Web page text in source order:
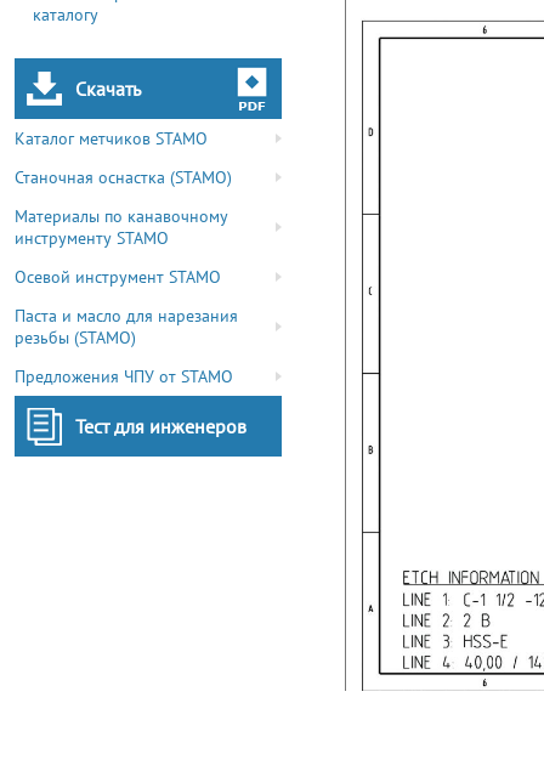
каталогу
Скачать
Каталог метчиков STAMO
Станочная оснастка (STAMO)
Материалы по канавочному
инструменту STAMO
Осевой инструмент STAMO
Паста и масло для нарезания
резьбы (STAMO)
Предложения ЧПУ от STAMO
Тест для инженеров